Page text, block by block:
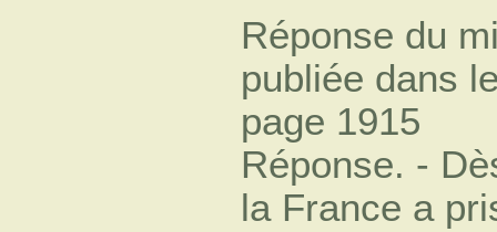
Réponse du
publiée dans
page 1915
Réponse. -
la France a